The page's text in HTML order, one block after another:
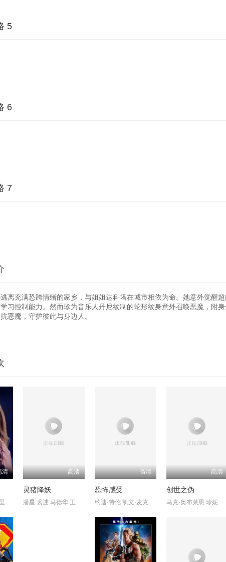
5
6
7
离充满恐跨情绪的家乡，与姐姐达科塔在城市相依为命。她意外觉醒
习控制能力。然而珍为音乐人丹尼纹制的蛇形纹身意外召唤恶魔，附
恶魔，守护彼此与身边人。
清
莉莉·沙利文 大卫·里达尔
高清
灵猪降妖
潘星 裘逑 马德华 王李丹鈮
高清
恐怖感受
约迪·特伦 凯文·麦克克科尔
高清
创世之伪
马克·奥布莱恩 珍妮特·波特